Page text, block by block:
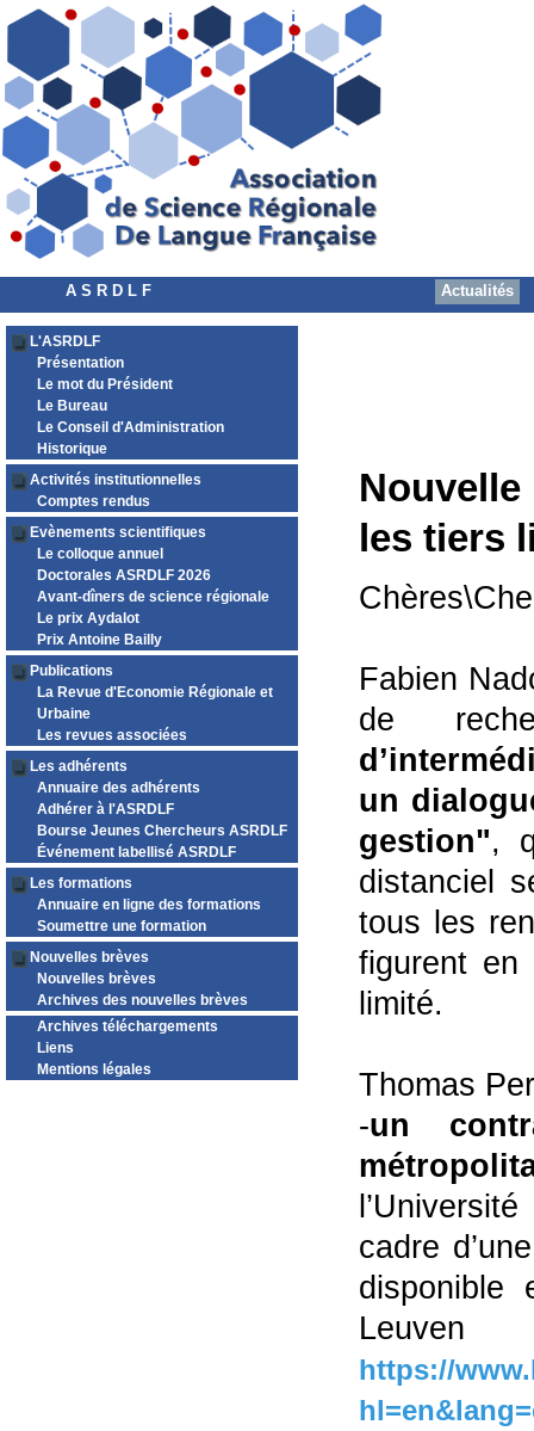
A S R D L F Actualités
L'ASRDLF
Présentation
Le mot du Président
Le Bureau
Le Conseil d'Administration
Historique
Activités institutionnelles
Comptes rendus
Evènements scientifiques
Le colloque annuel
Doctorales ASRDLF 2026
Avant-dîners de science régionale
Le prix Aydalot
Prix Antoine Bailly
Publications
La Revue d'Economie Régionale et
Urbaine
Les revues associées
Les adhérents
Annuaire des adhérents
Adhérer à l'ASRDLF
Bourse Jeunes Chercheurs ASRDLF
Événement labellisé ASRDLF
Les formations
Annuaire en ligne des formations
Soumettre une formation
Nouvelles brèves
Nouvelles brèves
Archives des nouvelles brèves
Archives téléchargements
Liens
Mentions légales
Nouvelle
les tiers
Fabien
de
un
gestion",
distanciel
tous les
figurent en
limité.
Thomas
-un
cadre
https://